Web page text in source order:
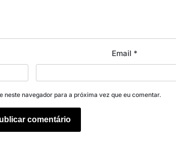
Email *
neste navegador para a próxima vez que eu comentar.